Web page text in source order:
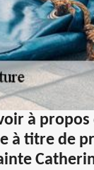
à
à titre de